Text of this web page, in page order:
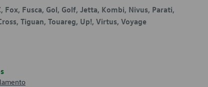
Fox, Fusca, Gol, Golf, Jetta, Kombi, Nivus, Parati,
Tiguan, Touareg, Up!, Virtus, Voyage